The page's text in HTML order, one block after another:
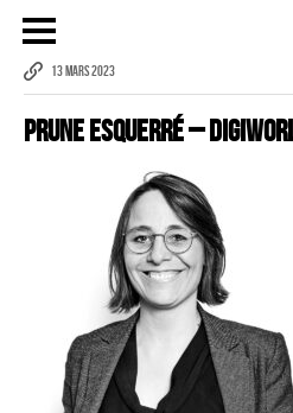
eCommerce –
ÉVÉNEMENT
BÂTIMENT
AUDIOVISUEL
13 MARS 2023
Prune ESQUERRÉ –